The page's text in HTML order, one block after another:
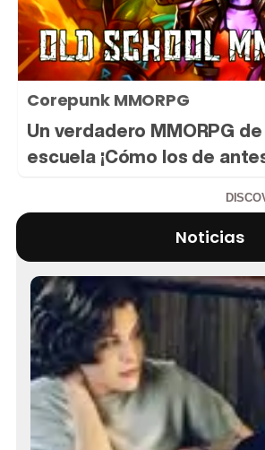
Corepunk MMORPG
Un verdadero MMORPG
escuela ¡Cómo los de
Noticias